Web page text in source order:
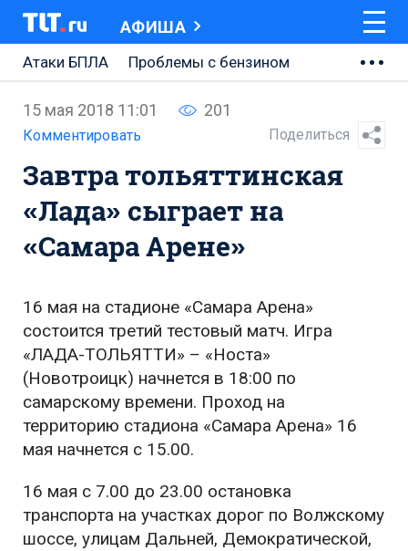
АФИША
Атаки БПЛА
Проблемы с бензином
Ремонт Центральной площади
Ремонт Обводного шоссе
Набережная Тольятти
Неделя Тольятти
15 мая 2018 11:01 201
Комментировать Поделиться
Завтра тольяттинская
«Лада» сыграет на
«Самара Арене»
16 мая на стадионе «Самара Арена»
состоится третий тестовый матч. Игра
«ЛАДА-ТОЛЬЯТТИ» – «Носта»
(Новотроицк) начнется в 18:00 по
самарскому времени. Проход на
территорию стадиона «Самара Арена» 16
мая начнется с 15.00.
16 мая с 7.00 до 23.00 остановка
транспорта на участках дорог по Волжскому
шоссе, улицам Дальней, Демократической,